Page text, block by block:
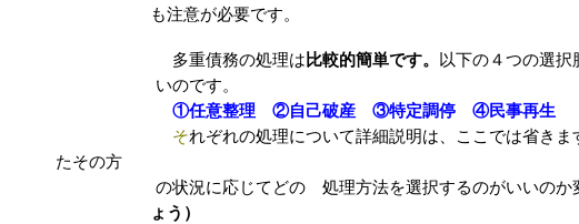
も注意が必要です。
多重債務の処理は 比較的簡単です。
以下の４つの選択
いのです。
①任意整理 ②自己破産 ③特定調停 ④民事再生
それぞれの処理について詳細説明は、ここでは省き
たその方
の状況に応じてどの 処理方法を選択するのがいいのか変
ょう）